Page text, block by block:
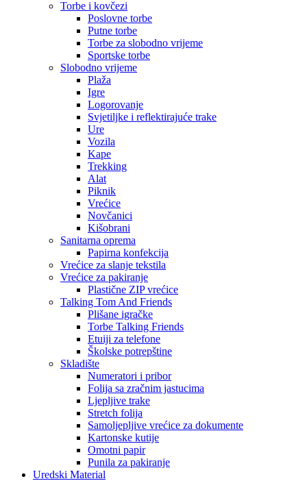
Torbe i kovčezi
Poslovne torbe
Putne torbe
Torbe za slobodno vrijeme
Sportske torbe
Slobodno vrijeme
Plaža
Igre
Logorovanje
Svjetiljke i reflektirajuće trake
Ure
Vozila
Kape
Trekking
Alat
Piknik
Vrećice
Novčanici
Kišobrani
Sanitarna oprema
Papirna konfekcija
Vrećice za slanje tekstila
Vrećice za pakiranje
Plastične ZIP vrećice
Talking Tom And Friends
Plišane igračke
Torbe Talking Friends
Etuiji za telefone
Školske potrepštine
Skladište
Numeratori i pribor
Folija sa zračnim jastucima
Ljepljive trake
Stretch folija
Samoljepljive vrećice za dokumente
Kartonske kutije
Omotni papir
Punila za pakiranje
Uredski Material